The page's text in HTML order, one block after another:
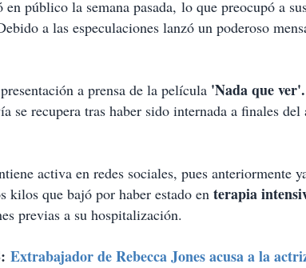
en público la semana pasada, lo que preocupó a
a las especulaciones lanzó un poderoso
a prensa de la película 'Nada que ver'.
se recupera tras haber sido internada a finales del
activa en redes sociales, pues anteriormente
kilos que bajó por haber estado en terapia
previas a su hospitalización.
Extrabajador de Rebecca Jones acusa a la